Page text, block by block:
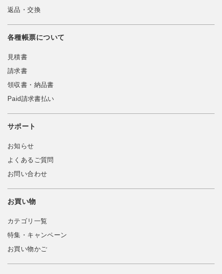
返品・交換
各種帳票について
見積書
請求書
領収書・納品書
Paid請求書払い
サポート
お知らせ
よくあるご質問
お問い合わせ
お買い物
カテゴリ一覧
特集・キャンペーン
お買い物かご